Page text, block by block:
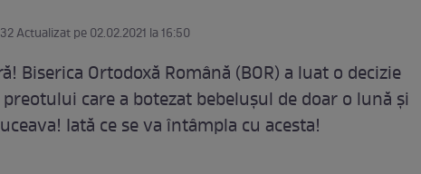
Actualizat pe 02.02.2021 la 16:50
Biserica Ortodoxă Română (BOR) a luat o decizie
care a botezat bebelușul de doar o lună și
Iată ce se va întâmpla cu acesta!